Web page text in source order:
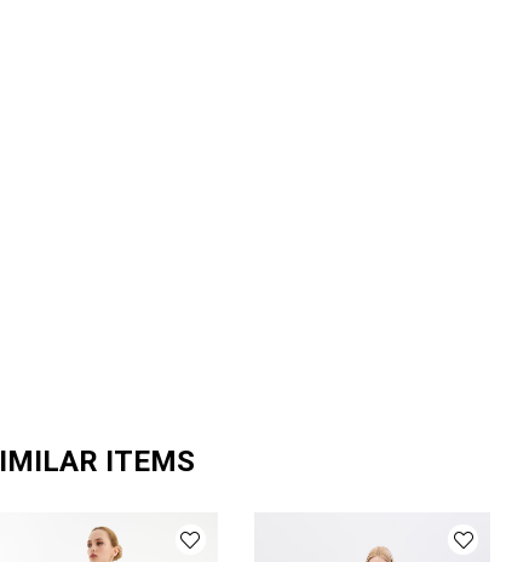
ITEMS